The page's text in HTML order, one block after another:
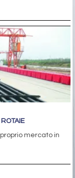
mercato in